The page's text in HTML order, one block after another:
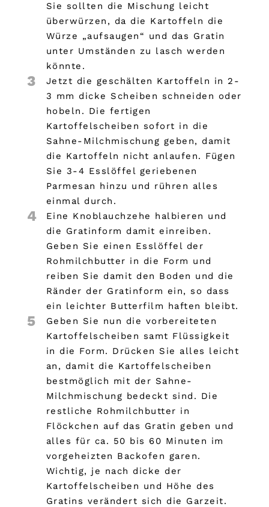
Sie sollten die Mischung leicht
überwürzen, da die Kartoffeln die
Würze „aufsaugen“ und das Gratin
unter Umständen zu lasch werden
könnte.
3
Jetzt die geschälten Kartoffeln in 2-
3 mm dicke Scheiben schneiden oder
hobeln. Die fertigen
Kartoffelscheiben sofort in die
Sahne-Milchmischung geben, damit
die Kartoffeln nicht anlaufen. Fügen
Sie 3-4 Esslöffel geriebenen
Parmesan hinzu und rühren alles
einmal durch.
4
Eine Knoblauchzehe halbieren und
die Gratinform damit einreiben.
Geben Sie einen Esslöffel der
Rohmilchbutter in die Form und
reiben Sie damit den Boden und die
Ränder der Gratinform ein, so dass
ein leichter Butterfilm haften bleibt.
5
Geben Sie nun die vorbereiteten
Kartoffelscheiben samt Flüssigkeit
in die Form. Drücken Sie alles leicht
an, damit die Kartoffelscheiben
bestmöglich mit der Sahne-
Milchmischung bedeckt sind. Die
restliche Rohmilchbutter in
Flöckchen auf das Gratin geben und
alles für ca. 50 bis 60 Minuten im
vorgeheizten Backofen garen.
Wichtig, je nach dicke der
Kartoffelscheiben und Höhe des
Gratins verändert sich die Garzeit.